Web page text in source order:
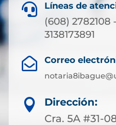
 Líneas de
(608) 2782108
3138173891
 Correo

Dirección:
Cra. 5A #31-